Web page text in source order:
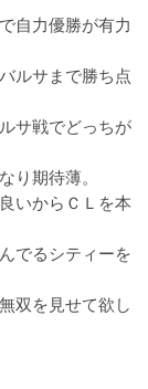
自力優勝が有力
ルサまで勝ち点
サ戦でどっちが
り期待薄。
いからＣＬを本
でるシティーを
双を見せて欲し